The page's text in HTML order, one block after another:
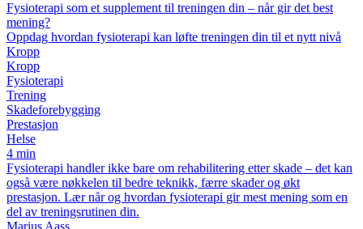
Fysioterapi som et supplement til treningen din – når gir det best
mening?
Oppdag hvordan fysioterapi kan løfte treningen din til et nytt nivå
Kropp
Kropp
Fysioterapi
Trening
Skadeforebygging
Prestasjon
Helse
4 min
Fysioterapi handler ikke bare om rehabilitering etter skade – det kan
også være nøkkelen til bedre teknikk, færre skader og økt
prestasjon. Lær når og hvordan fysioterapi gir mest mening som en
del av treningsrutinen din.